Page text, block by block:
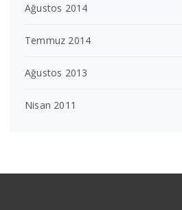
Ağustos 2014
Temmuz 2014
Ağustos 2013
Nisan 2011